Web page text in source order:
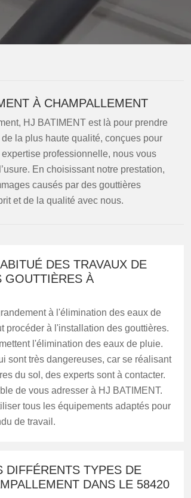
À CHAMPALLEMENT
HJ BATIMENT est là pour prendre
la plus haute qualité, conçues pour
professionnelle, nous vous
En choisissant notre prestation,
causés par des gouttières
et de la qualité avec nous.
DES TRAVAUX DE
GOUTTIÈRES À
à l'élimination des eaux de
procéder à l'installation des gouttières.
l'élimination des eaux de pluie.
sont très dangereuses, car se réalisant
du sol, des experts sont à contacter.
de vous adresser à HJ BATIMENT.
tous les équipements adaptés pour
de travail.
DIFFÉRENTS TYPES DE
DANS LE 58420